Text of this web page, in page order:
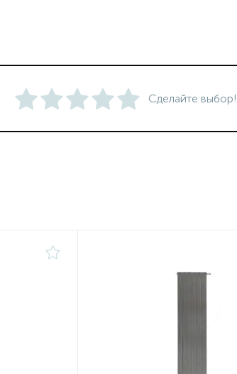
Сделайте выбор!